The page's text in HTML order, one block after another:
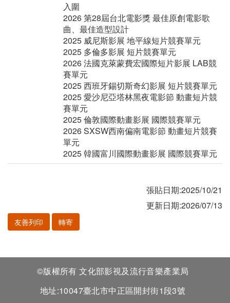
入圍
2026 第28屆台北電影獎 最佳原創電影歌
曲、最佳造型設計
2025 威尼斯影展 地平線短片競賽單元
2025 多倫多影展 短片競賽單元
2026 法國克萊蒙費宏國際短片影展 LAB競
賽單元
2025 西班牙錫切斯奇幻影展 短片競賽單元
2025 愛沙尼亞塔林黑夜電影節 動畫短片競
賽單元
2025 倫敦國際動畫影展 國際競賽單元
2026 SXSW西南偏南電影節 動畫短片競賽
單元
2025 韓國富川國際動畫影展 國際競賽單元
張貼日期:2025/10/21
更新日期:2026/07/13
友善列印 轉寄
©版權所有 文化部影視及流行音樂產業局
地址:10047臺北市中正區開封街1段3號